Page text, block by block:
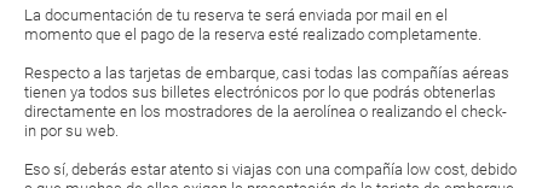
La documentación de tu reserva te será enviada por mail en el
momento que el pago de la reserva esté realizado completamente.
Respecto a las tarjetas de embarque, casi todas las compañías aéreas
tienen ya todos sus billetes electrónicos por lo que podrás obtenerlas
directamente en los mostradores de la aerolínea o realizando el check-
in por su web.
Eso sí, deberás estar atento si viajas con una compañía low cost, debido